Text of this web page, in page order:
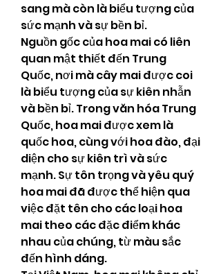
sang mà còn là biểu tượng của
sức mạnh và sự bền bỉ.
Nguồn gốc của hoa mai có liên
quan mật thiết đến Trung
Quốc, nơi mà cây mai được coi
là biểu tượng của sự kiên nhẫn
và bền bỉ. Trong văn hóa Trung
Quốc, hoa mai được xem là
quốc hoa, cùng với hoa đào, đại
diện cho sự kiên trì và sức
mạnh. Sự tôn trọng và yêu quý
hoa mai đã được thể hiện qua
việc đặt tên cho các loại hoa
mai theo các đặc điểm khác
nhau của chúng, từ màu sắc
đến hình dáng.